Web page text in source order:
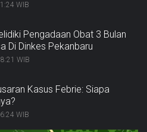
WIB
Pengadaan Obat 3 Bulan
Di Dinkes Pekanbaru
WIB
Kasus Febrie: Siapa
WIB